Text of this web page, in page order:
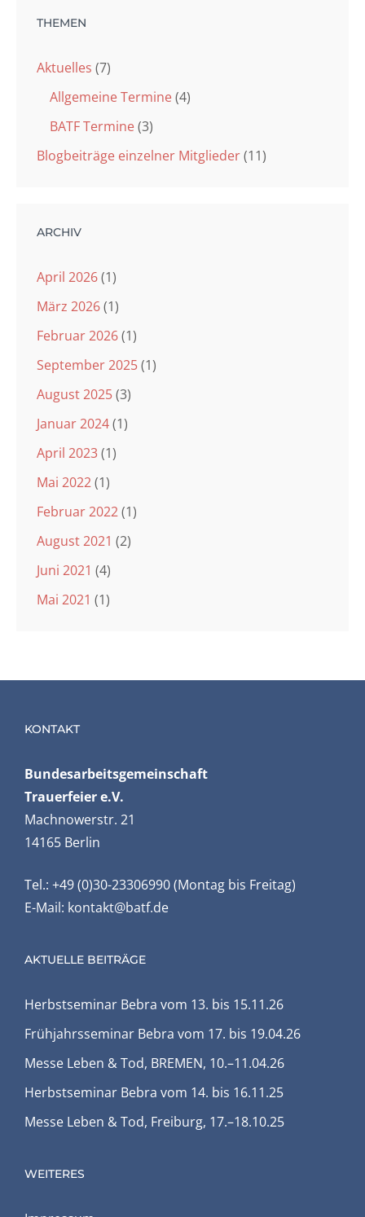
THEMEN
Aktuelles (7)
Allgemeine Termine(4)
BATF Termine(3)
Blogbeiträge einzelner Mitglieder(11)
ARCHIV
April 2026(1)
März 2026(1)
Februar 2026(1)
September 2025(1)
August 2025(3)
Januar 2024(1)
April 2023(1)
Mai 2022(1)
Februar 2022(1)
August 2021 (2)
Juni 2021 (4)
Mai 2021 (1)
KONTAKT
Bundesarbeits­gemeinschaft
Trauerfeier e.V.
Machnowerstr. 21
14165 Berlin
Tel.: +49 (0)30-23306990 (Montag bis Freitag)
E-Mail: kontakt@batf.de
AKTUELLE BEITRÄGE
Herbstseminar Bebra vom 13. bis 15.11.26
Frühjahrsseminar Bebra vom 17. bis 19.04.26
Messe Leben & Tod, BREMEN, 10.–11.04.26
Herbstseminar Bebra vom 14. bis 16.11.25
Messe Leben & Tod, Freiburg, 17.–18.10.25
WEITERES